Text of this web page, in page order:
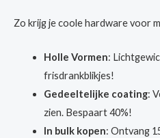
Zo krijg je coole hardware voor
Holle Vormen:
frisdrankblikjes!
Gedeeltelijke coating:
zien. Bespaart 40%!
In bulk kopen: Ontvang